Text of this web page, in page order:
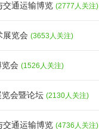
交通运输博览 (2777人关注)
展览会 (3653人关注)
会 (1526人关注)
会暨论坛 (2130人关注)
交通运输博览 (4736人关注)